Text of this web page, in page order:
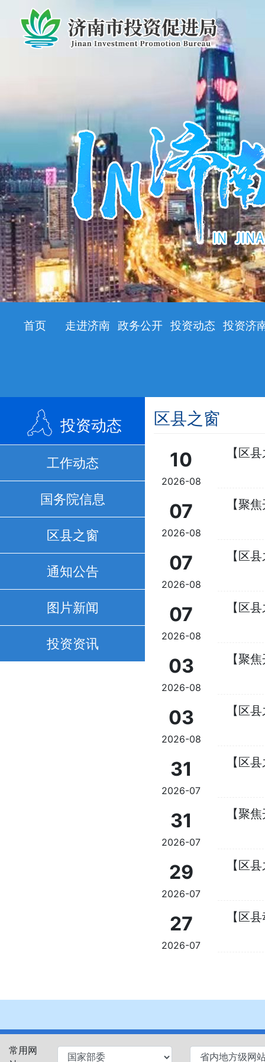
首页 走进济南 政务公开 投资动态 投资济
投资动态
工作动态
国务院信息
区县之窗
通知公告
图片新闻
投资资讯
区县之窗
10
2026-08
【区
07
2026-08
【聚
07
2026-08
【区
07
2026-08
【区
03
2026-08
【聚
03
2026-08
【区
31
2026-07
【区
31
2026-07
【聚
29
2026-07
【区
27
2026-07
【区
常用网